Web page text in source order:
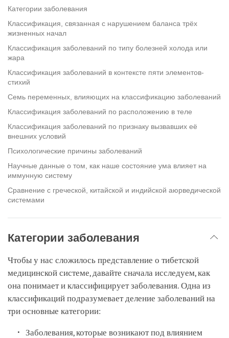
Категории заболевания
Классификация, связанная с нарушением баланса трёх
жизненных начал
Классификация заболеваний по типу болезней холода или
жара
Классификация заболеваний в контексте пяти элементов-
стихий
Семь переменных, влияющих на классификацию заболеваний
Классификация заболеваний по расположению в теле
Классификация заболеваний по признаку вызвавших её
внешних условий
Психологические причины заболеваний
Научные данные о том, как наше состояние ума влияет на
иммунную систему
Сравнение с греческой, китайской и индийской аюрведической
системами
Категории заболевания
Чтобы у нас сложилось представление о тибетской
медицинской системе, давайте сначала исследуем, как
она понимает и классифицирует заболевания. Одна из
классификаций подразумевает деление заболеваний на
три основные категории:
Заболевания, которые возникают под влиянием